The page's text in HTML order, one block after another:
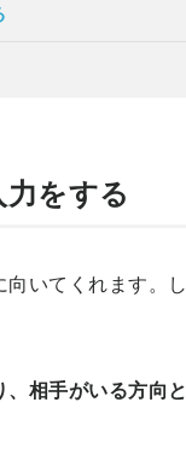
をする
いてくれます。
相手がいる方向